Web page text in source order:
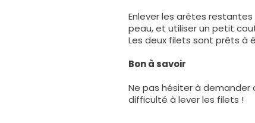
Enlever les arêtes
peau, et utiliser un petit
Les deux filets sont prêts à
Bon à savoir
Ne pas hésiter à demander
difficulté à lever les filets !